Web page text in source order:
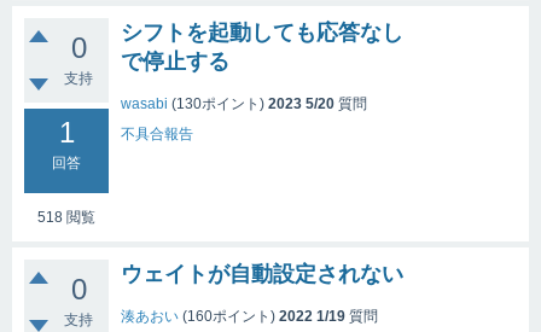
0
支持
1
回答
518 閲覧
シフトを起動しても応答なし
で停止する
wasabi (130ポイント) 2023 5/20 質問
不具合報告
0
支持
ウェイトが自動設定されない
湊あおい (160ポイント) 2022 1/19 質問